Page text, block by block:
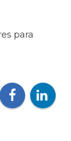
para